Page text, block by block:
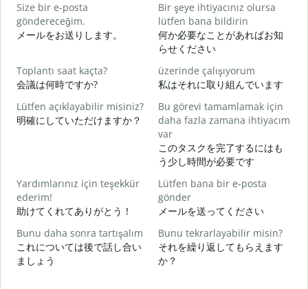
Size bir e-posta
göndereceğim.
メールをお送りします。
Bir şeye ihtiyacınız olursa
lütfen bana bildirin
何か必要なことがあればお知
らせください
Toplantı saat kaçta?
会議は何時ですか?
üzerinde çalışıyorum
私はそれに取り組んでいます
Lütfen açıklayabilir misiniz?
明確にしていただけますか？
Bu görevi tamamlamak için
daha fazla zamana ihtiyacım
var
このタスクを完了するにはも
う少し時間が必要です
Yardımlarınız için teşekkür
ederim!
助けてくれてありがとう！
Lütfen bana bir e-posta
gönder
メールを送ってください
Bunu daha sonra tartışalım
これについては後で話し合い
ましょう
Bunu tekrarlayabilir misin?
それを繰り返してもらえます
か？